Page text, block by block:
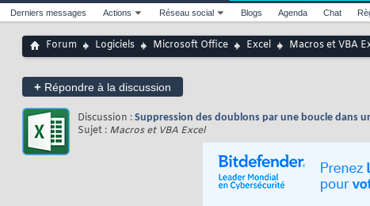
Derniers messages
Actions Réseau social Blogs Agenda Chat
Forum Logiciels Microsoft Office Excel Macros et VBA
+ Répondre à la discussion
Discussion : Suppression des doublons par une boucle dans
Sujet : Macros et VBA Excel